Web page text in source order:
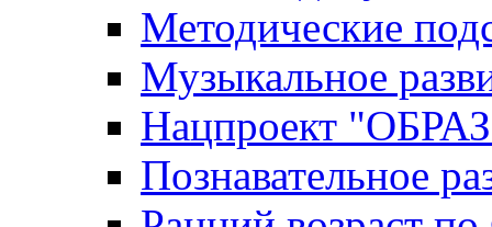
Методические
Музыкальное
Нацпроект
Познавательное